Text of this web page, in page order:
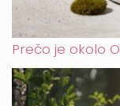
Prečo je okolo